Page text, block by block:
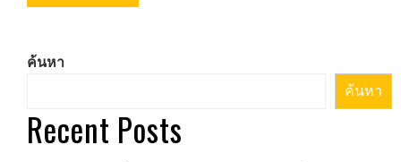
ค้นหา
ค้นหา
Recent Posts